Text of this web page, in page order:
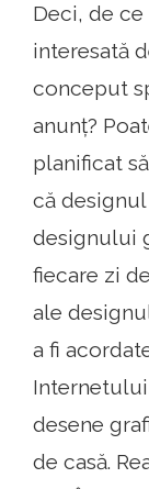
Deci, de
interesată
conceput
anunț?
planificat
că
designului
fiecare zi
ale
a fi
desene
de casă.